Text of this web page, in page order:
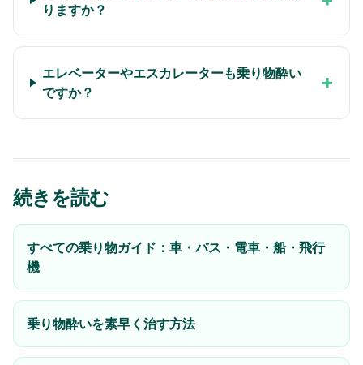
りますか？
エレベーターやエスカレーターも乗り物酔い
ですか？
+
続きを読む
すべての乗り物ガイド：車・バス・電車・船・飛行
機
乗り物酔いを素早く治す方法